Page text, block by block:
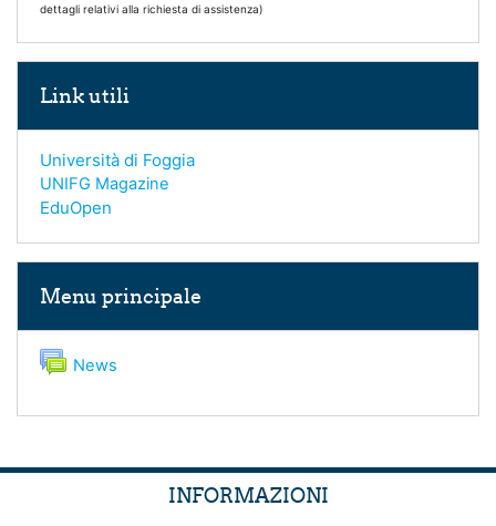
dettagli relativi alla richiesta di assistenza)
Link utili
Università di Foggia
UNIFG Magazine
EduOpen
Menu principale
News
INFORMAZIONI